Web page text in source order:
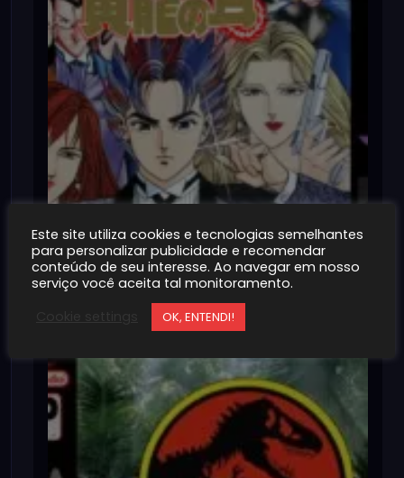
Kouryuu no Mimi [USA]
Este site utiliza cookies e tecnologias semelhantes
para personalizar publicidade e recomendar
conteúdo de seu interesse. Ao navegar em nosso
serviço você aceita tal monitoramento.
OK, ENTENDI!